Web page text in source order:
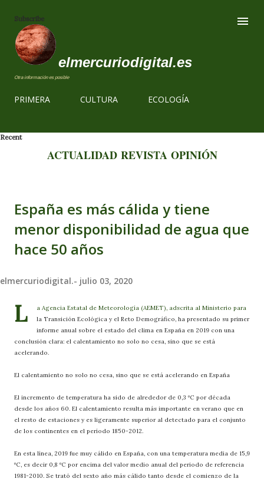
Subscribe
elmercuriodigital.es
Otra información es posible
PRIMERA CULTURA ECOLOGÍA
Recent
ACTUALIDAD REVISTA OPINIÓN
España es más cálida y tiene
menor disponibilidad de agua que
hace 50 años
elmercuriodigital.- julio 03, 2020
L
a Agencia Estatal de Meteorología (AEMET), adscrita al Ministerio para
la Transición Ecológica y el Reto Demográfico, ha presentado su primer
informe anual sobre el estado del clima en España en 2019 con una
conclusión clara: el calentamiento no solo no cesa, sino que se está
acelerando.
El calentamiento no solo no cesa, sino que se está acelerando en España
El incremento de temperatura ha sido de alrededor de 0,3 ºC por década
desde los años 60. El calentamiento resulta más importante en verano que en
el resto de estaciones y es ligeramente superior al detectado para el conjunto
de los continentes en el período 1850-2012.
En esta línea, 2019 fue muy cálido en España, con una temperatura media de 15,9
ºC, es decir 0,8 ºC por encima del valor medio anual del periodo de referencia
1981-2010. Se trató del sexto año más cálido tanto desde el comienzo de la